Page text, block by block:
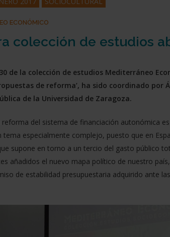
buscar o ESC para cerrar
ECONÓMICO
colección de estudios
de la colección de estudios Mediterráneo
de reforma’, ha sido coordinado por
de la Universidad de Zaragoza.
reforma del sistema de financiación autonómica
tema especialmente complejo, puesto que en
supone en torno a un tercio del gasto público
añadidos el nuevo mapa político de nuestro
de estabilidad presupuestaria adquirido ante